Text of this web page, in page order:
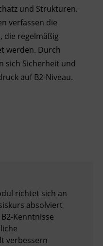
und Strukturen.
verfassen die
die regelmäßig
werden. Durch
sich Sicherheit und
auf B2-Niveau.
richtet sich an
absolviert
Kenntnisse
verbessern